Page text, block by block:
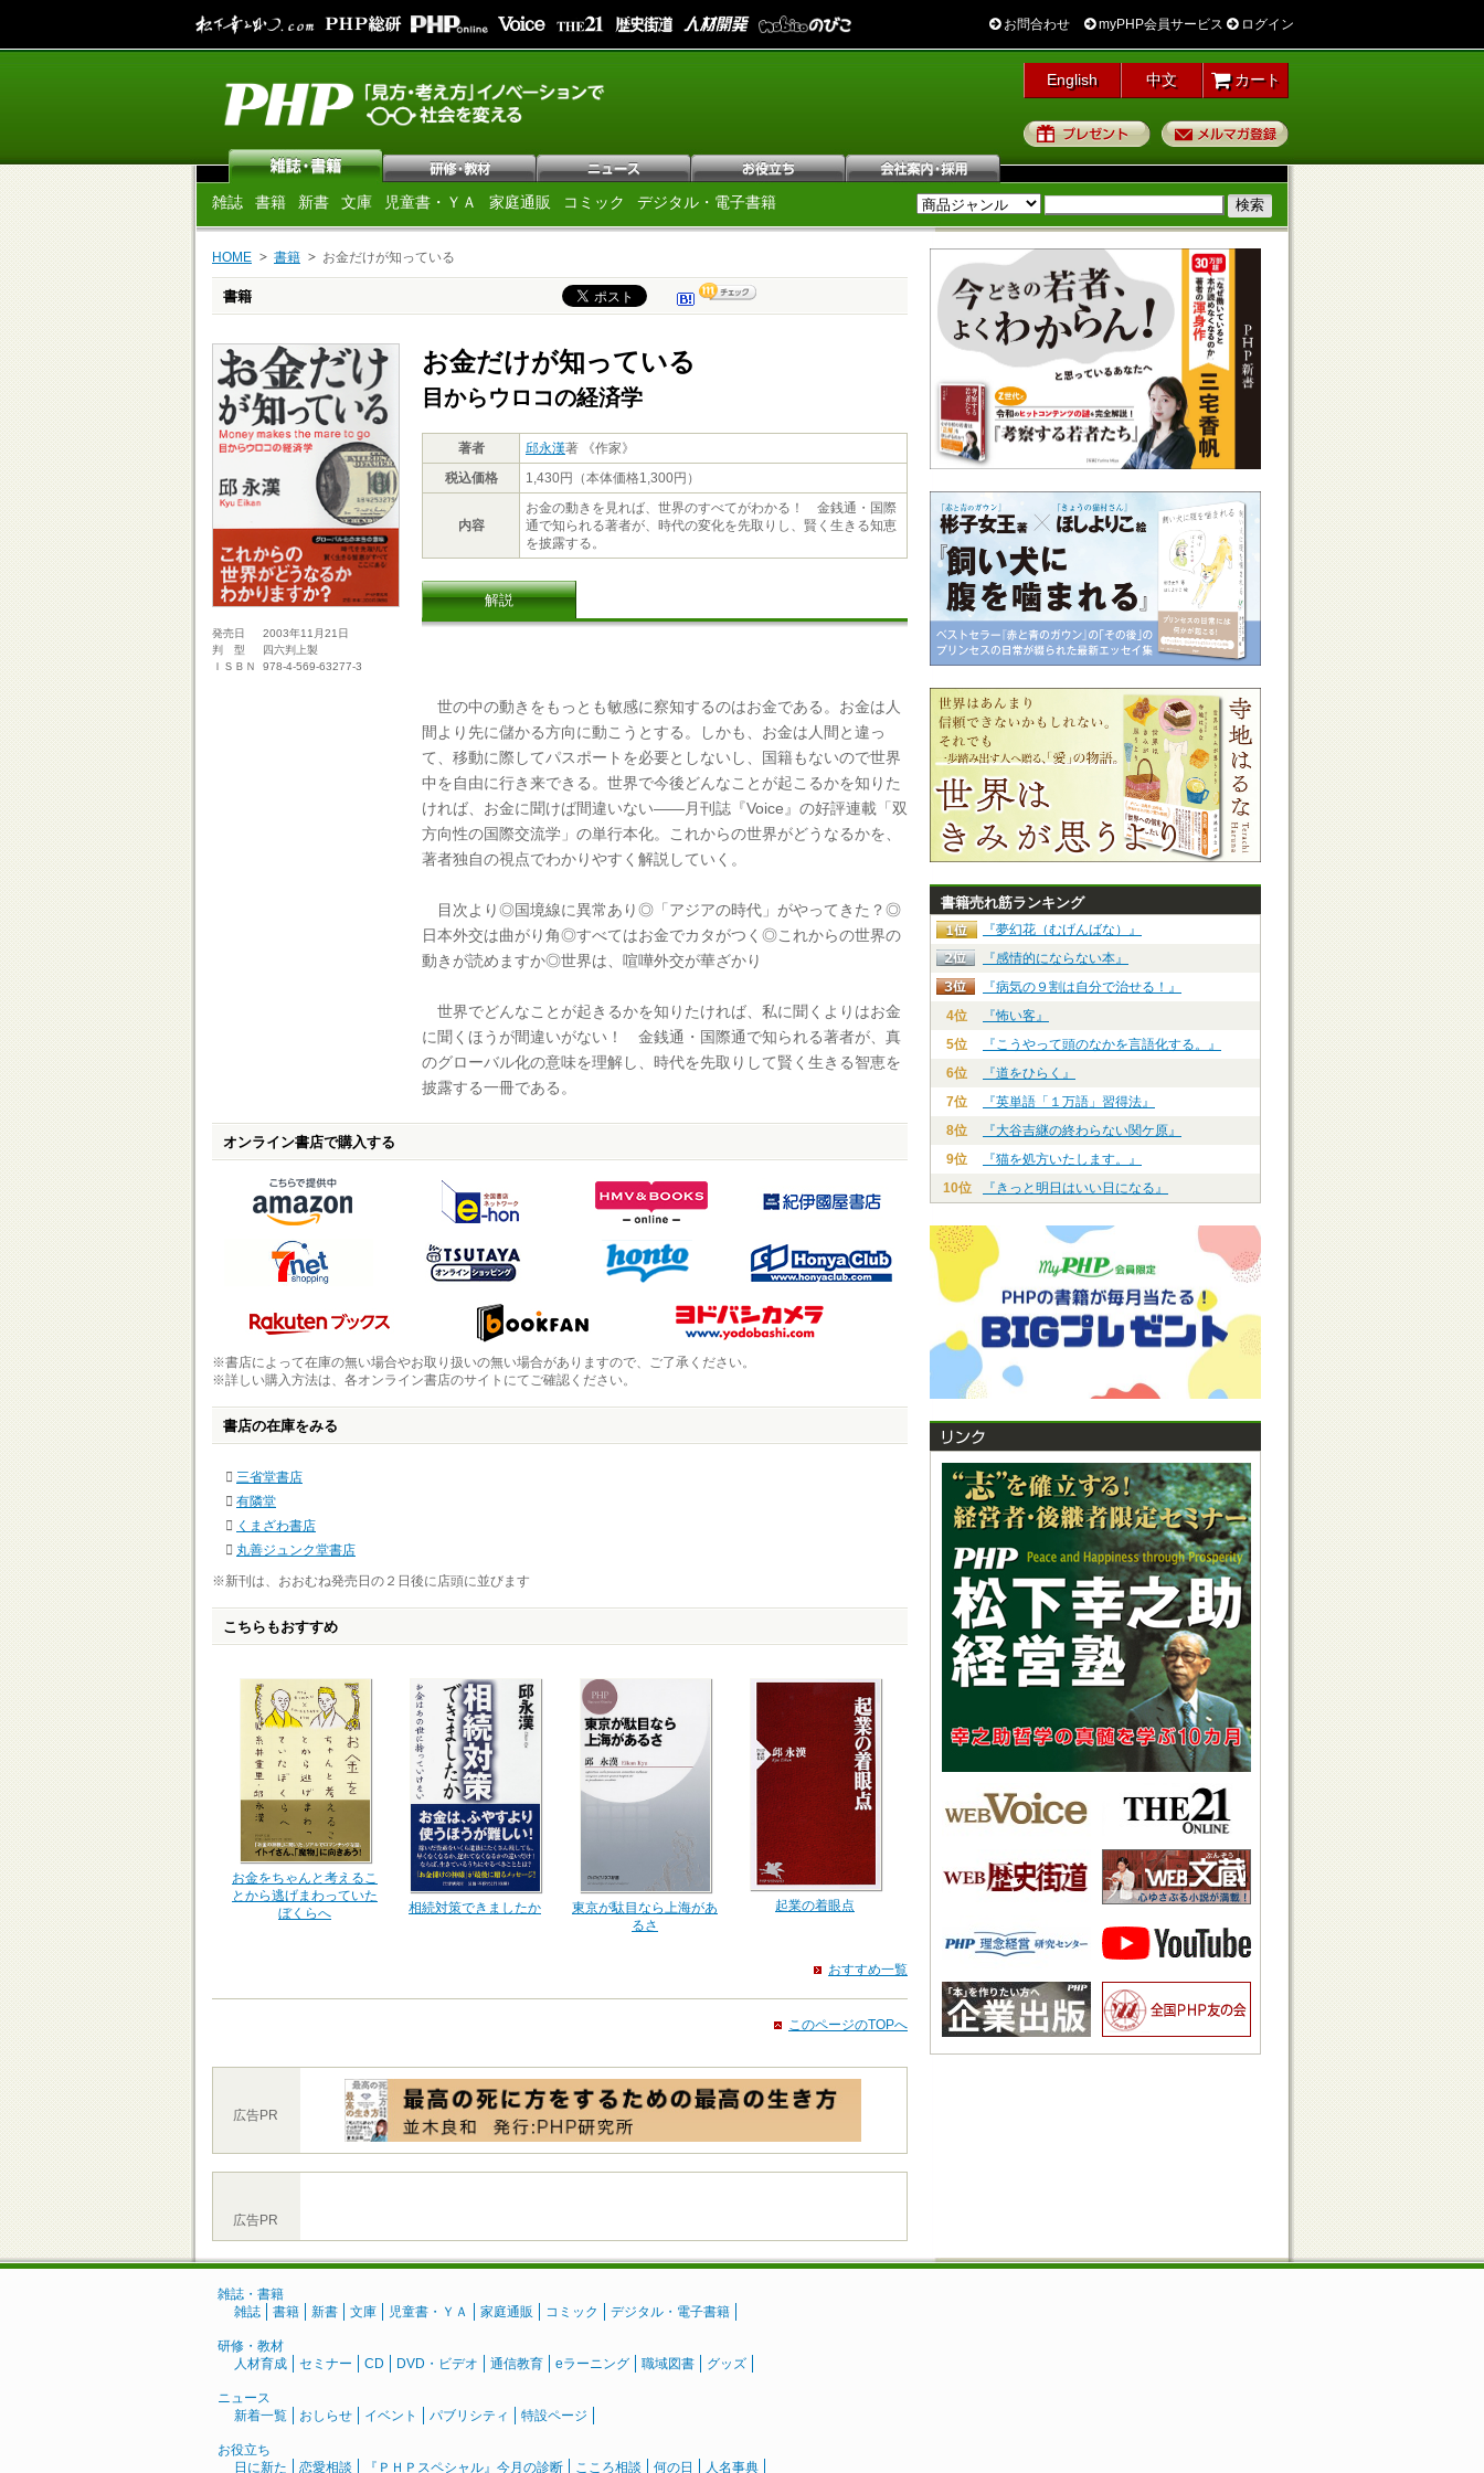
お問合わせ myPHP会員サービス ログイン
English 中文 カート
プレゼント
雑誌 書籍 新書 文庫 児童書・ＹＡ 家庭通販 コミック デジタル・電子書籍
HOME 書籍 お金だけが知っている
書籍
発売日
2003年11月21日
判 型
四六判上製
ＩＳＢＮ
978-4-569-63277-3
お金だけが知っている
目からウロコの経済学
著者 邱永漢著 《作家》
税込価格
1,430円（本体価格1,300円）
内容
お金の動きを見れば、世界のすべてがわかる！ 金銭通・国際
通で知られる著者が、時代の変化を先取りし、賢く生きる知恵
を披露する。
解説
世の中の動きをもっとも敏感に察知するのはお金である。お金は人
間より先に儲かる方向に動こうとする。しかも、お金は人間と違っ
て、移動に際してパスポートを必要としないし、国籍もないので世界
中を自由に行き来できる。世界で今後どんなことが起こるかを知りた
ければ、お金に聞けば間違いない――月刊誌『Voice』の好評連載「双
方向性の国際交流学」の単行本化。これからの世界がどうなるかを、
著者独自の視点でわかりやすく解説していく。
目次より◎国境線に異常あり◎「アジアの時代」がやってきた？◎
日本外交は曲がり角◎すべてはお金でカタがつく◎これからの世界の
動きが読めますか◎世界は、喧嘩外交が華ざかり
世界でどんなことが起きるかを知りたければ、私に聞くよりはお金
に聞くほうが間違いがない！ 金銭通・国際通で知られる著者が、真
のグローバル化の意味を理解し、時代を先取りして賢く生きる智恵を
披露する一冊である。
オンライン書店で購入する
※書店によって在庫の無い場合やお取り扱いの無い場合がありますので、ご了承ください。
※詳しい購入方法は、各オンライン書店のサイトにてご確認ください。
書店の在庫をみる
三省堂書店
有隣堂
くまざわ書店
丸善ジュンク堂書店
※新刊は、おおむね発売日の２日後に店頭に並びます
こちらもおすすめ
お金をちゃんと考えるこ
とから逃げまわっていた
ぼくらへ
相続対策できましたか
東京が駄目なら上海があ
るさ
起業の着眼点
おすすめ一覧
このページのTOPへ
広告PR
広告PR
書籍売れ筋ランキング
『夢幻花（むげんばな）』
『感情的にならない本』
『病気の９割は自分で治せる！』
4位
『怖い客』
5位
『こうやって頭のなかを言語化する。』
6位
『道をひらく』
7位
『英単語「１万語」習得法』
8位
『大谷吉継の終わらない関ケ原』
9位
『猫を処方いたします。』
10位
『きっと明日はいい日になる』
雑誌・書籍
雑誌
書籍 新書 文庫 児童書・ＹＡ 家庭通販 コミック デジタル・電子書籍
研修・教材
人材育成
セミナー CD DVD・ビデオ 通信教育 eラーニング 職域図書 グッズ
ニュース
新着一覧
おしらせ イベント パブリシティ 特設ページ
お役立ち
日に新た
恋愛相談 『ＰＨＰスペシャル』今月の診断 こころ相談 何の日 人名事典